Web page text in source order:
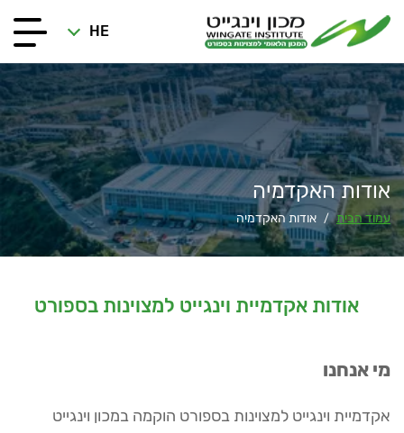
HE
אודות האקדמיה
עמוד הבית / אודות האקדמיה
אודות אקדמיית וינגייט למצוינות בספורט
מי אנחנו
אקדמיית וינגייט למצוינות בספורט הוקמה במכון וינגייט